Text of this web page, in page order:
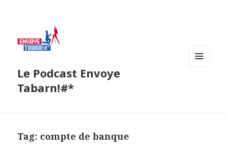
Le Podcast Envoye
Tabarn!#*
Tag: compte de banque